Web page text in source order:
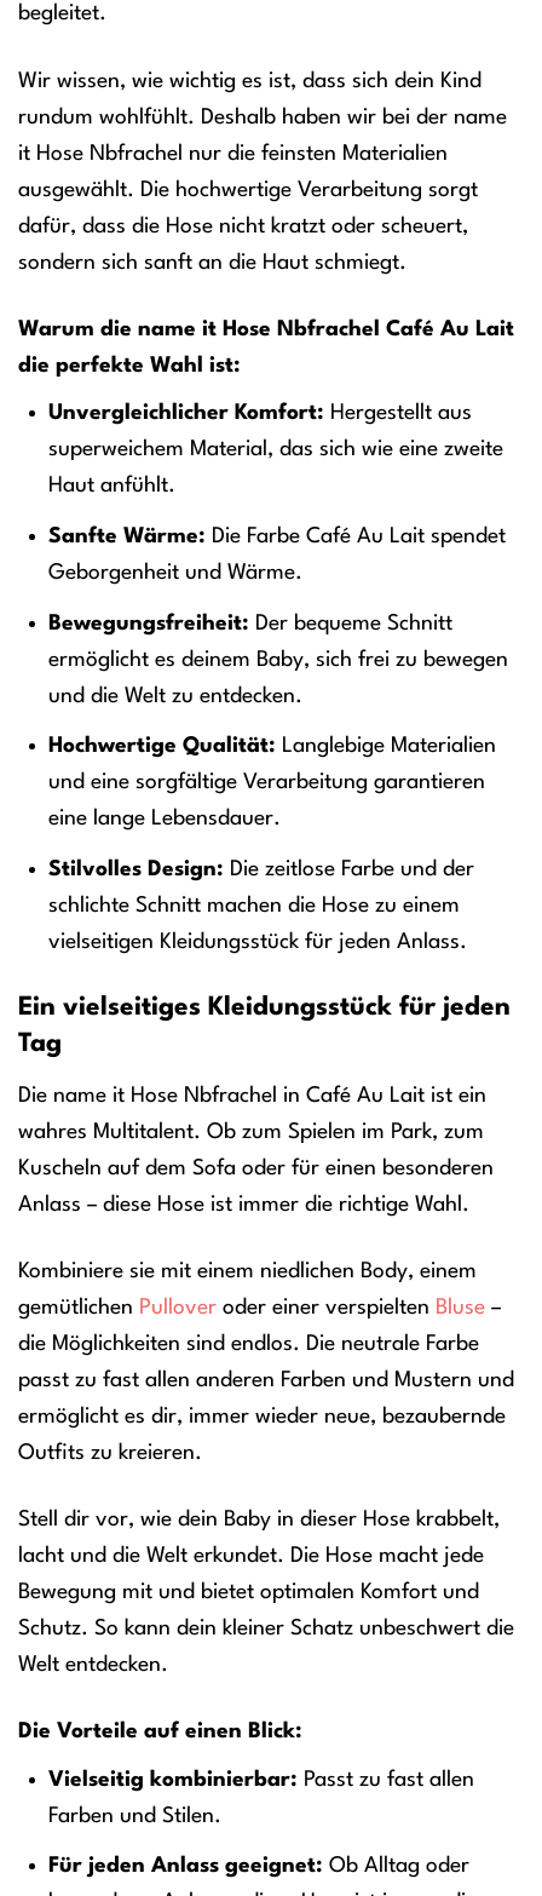
begleitet.
Wir wissen, wie wichtig es ist, dass sich dein Kind
rundum wohlfühlt. Deshalb haben wir bei der name
it Hose Nbfrachel nur die feinsten Materialien
ausgewählt. Die hochwertige Verarbeitung sorgt
dafür, dass die Hose nicht kratzt oder scheuert,
sondern sich sanft an die Haut schmiegt.
Warum die name it Hose Nbfrachel Café Au Lait
die perfekte Wahl ist:
Unvergleichlicher Komfort: Hergestellt aus
superweichem Material, das sich wie eine zweite
Haut anfühlt.
Sanfte Wärme: Die Farbe Café Au Lait spendet
Geborgenheit und Wärme.
Bewegungsfreiheit: Der bequeme Schnitt
ermöglicht es deinem Baby, sich frei zu bewegen
und die Welt zu entdecken.
Hochwertige Qualität: Langlebige Materialien
und eine sorgfältige Verarbeitung garantieren
eine lange Lebensdauer.
Stilvolles Design: Die zeitlose Farbe und der
schlichte Schnitt machen die Hose zu einem
vielseitigen Kleidungsstück für jeden Anlass.
Ein vielseitiges Kleidungsstück für jeden
Tag
Die name it Hose Nbfrachel in Café Au Lait ist ein
wahres Multitalent. Ob zum Spielen im Park, zum
Kuscheln auf dem Sofa oder für einen besonderen
Anlass – diese Hose ist immer die richtige Wahl.
Kombiniere sie mit einem niedlichen Body, einem
gemütlichen Pullover oder einer verspielten Bluse –
die Möglichkeiten sind endlos. Die neutrale Farbe
passt zu fast allen anderen Farben und Mustern und
ermöglicht es dir, immer wieder neue, bezaubernde
Outfits zu kreieren.
Stell dir vor, wie dein Baby in dieser Hose krabbelt,
lacht und die Welt erkundet. Die Hose macht jede
Bewegung mit und bietet optimalen Komfort und
Schutz. So kann dein kleiner Schatz unbeschwert die
Welt entdecken.
Die Vorteile auf einen Blick:
Vielseitig kombinierbar: Passt zu fast allen
Farben und Stilen.
Für jeden Anlass geeignet: Ob Alltag oder